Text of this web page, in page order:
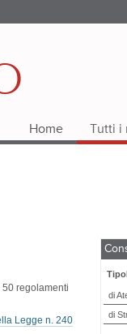
Home Tutti i
50regolamenti
Legge n. 240
di
di